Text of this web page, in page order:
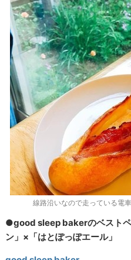
線路沿いなので走っている電
●good sleep bakerのベストペ
ン」×「はとぽっぽエール」